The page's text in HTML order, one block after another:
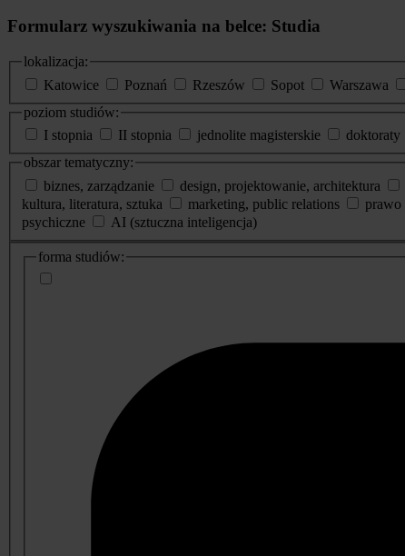
Formularz wyszukiwania na belce: Studia
lokalizacja:
Katowice
Poznań Rzeszów Sopot Warszawa
poziom studiów:
I stopnia
II stopnia jednolite magisterskie doktoraty
obszar tematyczny:
biznes, zarządzanie
design, projektowanie, architektura
kultura, literatura, sztuka
marketing, public relations prawo
psychiczne
AI (sztuczna inteligencja)
dodatkowe
informacje
forma studiów: